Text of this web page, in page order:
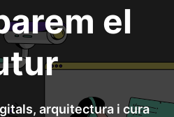
el
arquitectura i cura